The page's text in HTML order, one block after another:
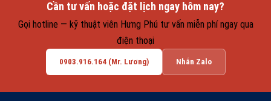
Cần tư vấn hoặc đặt lịch ngay hôm nay?
Gọi hotline — kỹ thuật viên Hưng Phú tư vấn miễn phí ngay qua
điện thoại
0903.916.164 (Mr. Lương) Nhắn Zalo